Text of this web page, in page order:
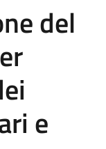
del
e